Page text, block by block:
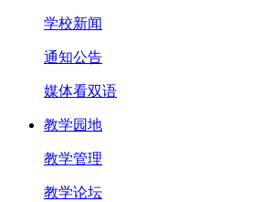
学校新闻
通知公告
媒体看双语
教学园地
教学管理
教学论坛